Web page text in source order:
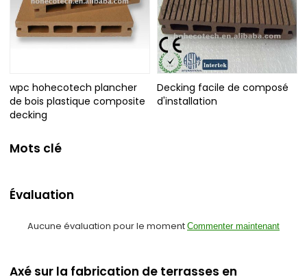
wpc hohecotech plancher
de bois plastique composite
decking
Decking facile de composé
d'installation
Mots clé
Évaluation
Aucune évaluation pour le moment Commenter maintenant
Axé sur la fabrication de terrasses en